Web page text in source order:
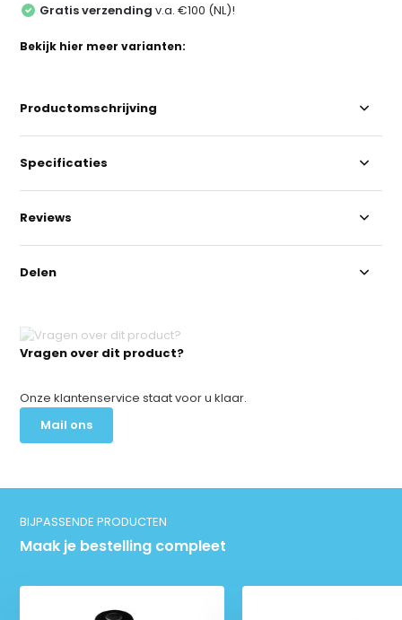
Gratis verzending v.a. €100 (NL)!
Bekijk hier meer varianten:
Vragen over dit product?
Onze klantenservice staat voor u klaar.
Mail ons
Productomschrijving
Specificaties
Reviews
Delen
BIJPASSENDE PRODUCTEN
Maak je bestelling compleet